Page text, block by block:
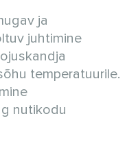
ja
juhtimine
temperatuurile.
nutikodu